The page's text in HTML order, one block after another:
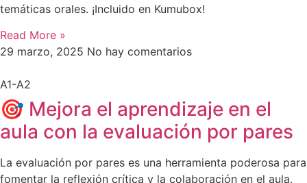
temáticas orales. ¡Incluido en Kumubox!
Read More »
29 marzo, 2025 No hay comentarios
A1-A2
🎯 Mejora el aprendizaje en el
aula con la evaluación por pares
La evaluación por pares es una herramienta poderosa para
fomentar la reflexión crítica y la colaboración en el aula.